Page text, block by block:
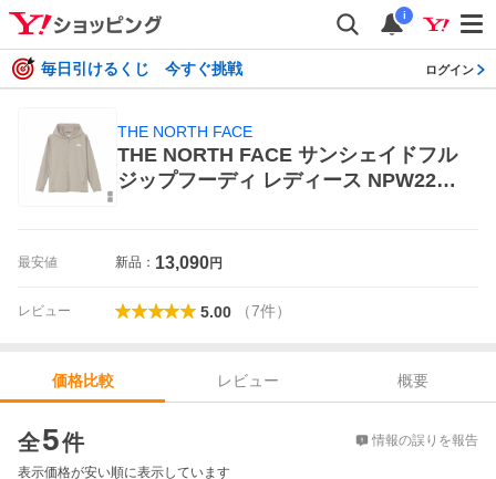
i
毎日引けるくじ 今すぐ挑戦 ログイン
THE NORTH FACE
THE NORTH FACE サンシェイドフル
ジップフーディ レディース NPW2243
最安値 新品： 13,090円
レビュー 5.00 （7件）
価格比較 レビュー
概要
全5件 情報の誤りを報告
表示価格が安い順に表示しています